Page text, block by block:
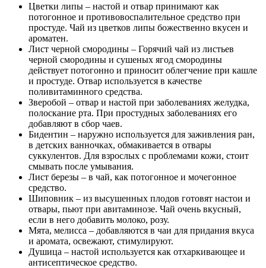
Цветки липы – настой и отвар принимают как
потогонное и противовоспалительное средство при
простуде. Чай из цветков липы божественно вкусен и
ароматен.
Лист черной смородины – Горячий чай из листьев
черной смородины и сушеных ягод смородины
действует потогонно и приносит облегчение при кашле
и простуде. Отвар используется в качестве
поливитаминного средства.
Зверобой – отвар и настой при заболеваниях желудка,
полоскание рта. При простудных заболеваниях его
добавляют в сбор чаев.
Бидентин – наружно используется для заживления ран,
в детских ванночках, обмакивается в отвары
суккулентов. Для взрослых с проблемами кожи, стоит
смывать после умывания.
Лист березы – в чай, как потогонное и мочегонное
средство.
Шиповник – из высушенных плодов готовят настои и
отвары, пьют при авитаминозе. Чай очень вкусный,
если в него добавить молоко, розу.
Мята, мелисса – добавляются в чаи для придания вкуса
и аромата, освежают, стимулируют.
Душица – настой используется как отхаркивающее и
антисептическое средство.